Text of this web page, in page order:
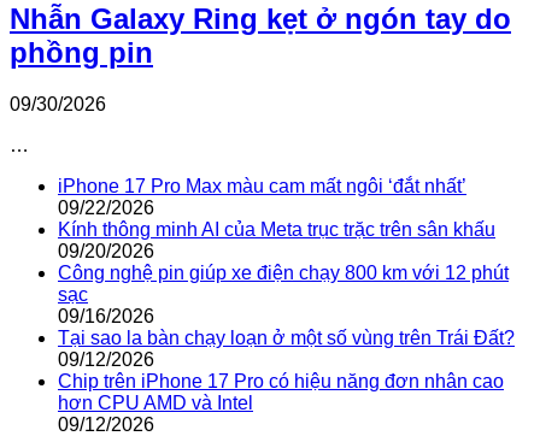
Nhẫn Galaxy Ring kẹt ở ngón tay do
phồng pin
09/30/2026
…
iPhone 17 Pro Max màu cam mất ngôi ‘đắt nhất’
09/22/2026
Kính thông minh AI của Meta trục trặc trên sân khấu
09/20/2026
Công nghệ pin giúp xe điện chạy 800 km với 12 phút
sạc
09/16/2026
Tại sao la bàn chạy loạn ở một số vùng trên Trái Đất?
09/12/2026
Chip trên iPhone 17 Pro có hiệu năng đơn nhân cao
hơn CPU AMD và Intel
09/12/2026